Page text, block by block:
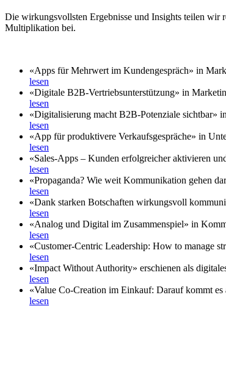
Die wirkungsvollsten Ergebnisse und Insights teilen wir
Multiplikation bei.
«Apps für Mehrwert im Kundengespräch» in
lesen
«Digitale B2B-Vertriebsunterstützung» in
lesen
«Digitalisierung macht B2B-Potenziale sichtbar»
lesen
«App für produktivere Verkaufsgespräche» in
lesen
«Sales-Apps – Kunden erfolgreicher aktivieren
lesen
«Propaganda? Wie weit Kommunikation gehen
lesen
«Dank starken Botschaften wirkungsvoll
lesen
«Analog und Digital im Zusammenspiel» in
lesen
«Customer-Centric Leadership: How to manage
lesen
«Impact Without Authority» erschienen als
lesen
«Value Co-Creation im Einkauf: Darauf kommt
lesen